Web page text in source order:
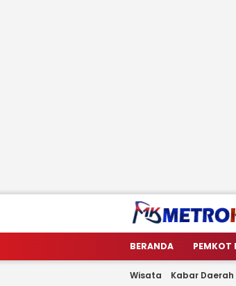
metrokendari
Berita Terkini Sulawesi
BERANDA PEMKOT
Wisata Kabar Daerah